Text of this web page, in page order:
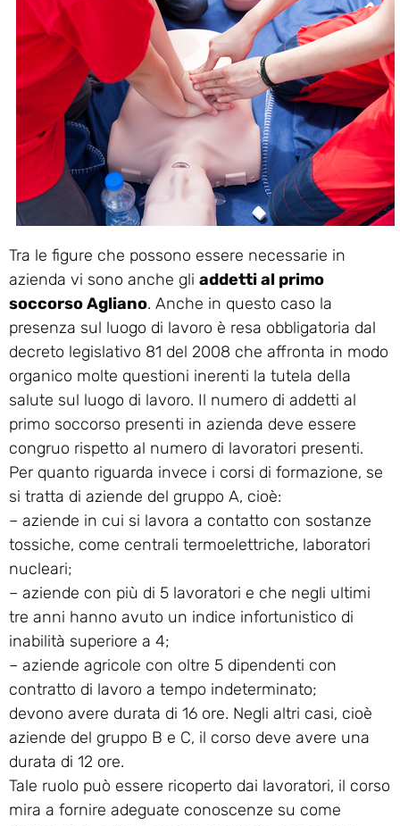
Tra le figure che possono essere necessarie in
azienda vi sono anche gli addetti al primo
soccorso Agliano. Anche in questo caso la
presenza sul luogo di lavoro è resa obbligatoria dal
decreto legislativo 81 del 2008 che affronta in modo
organico molte questioni inerenti la tutela della
salute sul luogo di lavoro. Il numero di addetti al
primo soccorso presenti in azienda deve essere
congruo rispetto al numero di lavoratori presenti.
Per quanto riguarda invece i corsi di formazione, se
si tratta di aziende del gruppo A, cioè:
– aziende in cui si lavora a contatto con sostanze
tossiche, come centrali termoelettriche, laboratori
nucleari;
– aziende con più di 5 lavoratori e che negli ultimi
tre anni hanno avuto un indice infortunistico di
inabilità superiore a 4;
– aziende agricole con oltre 5 dipendenti con
contratto di lavoro a tempo indeterminato;
devono avere durata di 16 ore. Negli altri casi, cioè
aziende del gruppo B e C, il corso deve avere una
durata di 12 ore.
Tale ruolo può essere ricoperto dai lavoratori, il corso
mira a fornire adeguate conoscenze su come